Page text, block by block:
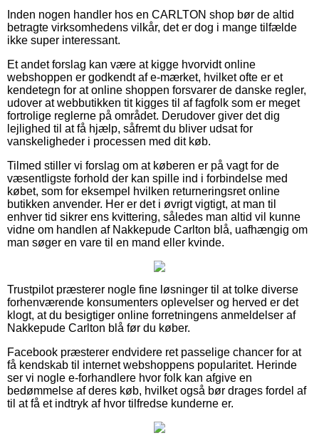
Inden nogen handler hos en CARLTON shop bør de altid
betragte virksomhedens vilkår, det er dog i mange tilfælde
ikke super interessant.
Et andet forslag kan være at kigge hvorvidt online
webshoppen er godkendt af e-mærket, hvilket ofte er et
kendetegn for at online shoppen forsvarer de danske regler,
udover at webbutikken tit kigges til af fagfolk som er meget
fortrolige reglerne på området. Derudover giver det dig
lejlighed til at få hjælp, såfremt du bliver udsat for
vanskeligheder i processen med dit køb.
Tilmed stiller vi forslag om at køberen er på vagt for de
væsentligste forhold der kan spille ind i forbindelse med
købet, som for eksempel hvilken returneringsret online
butikken anvender. Her er det i øvrigt vigtigt, at man til
enhver tid sikrer ens kvittering, således man altid vil kunne
vidne om handlen af Nakkepude Carlton blå, uafhængig om
man søger en vare til en mand eller kvinde.
Trustpilot præsterer nogle fine løsninger til at tolke diverse
forhenværende konsumenters oplevelser og herved er det
klogt, at du besigtiger online forretningens anmeldelser af
Nakkepude Carlton blå før du køber.
Facebook præsterer endvidere ret passelige chancer for at
få kendskab til internet webshoppens popularitet. Herinde
ser vi nogle e-forhandlere hvor folk kan afgive en
bedømmelse af deres køb, hvilket også bør drages fordel af
til at få et indtryk af hvor tilfredse kunderne er.